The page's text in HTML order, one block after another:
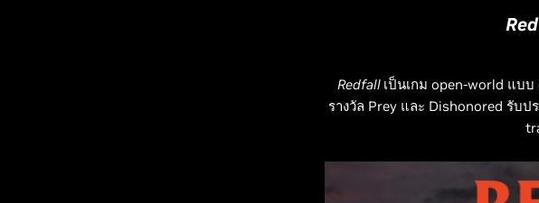
Redfall เป็นเกม open-world แบ
รางวัล Prey และ Dishonored รับ